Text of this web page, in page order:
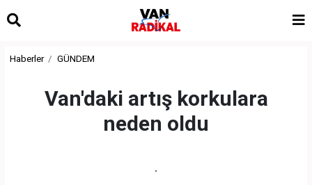
Haberler GÜNDEM
Van'daki artış korkulara
neden oldu
.